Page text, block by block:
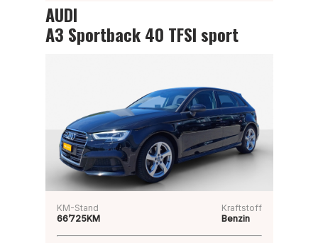
AUDI
A3 Sportback 40 TFSI sport
KM-Stand
66’725KM
Kraftstoff
Benzin